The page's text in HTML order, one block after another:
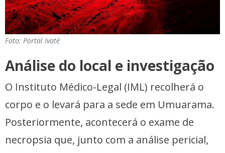
Foto: Portal Ivaté
Análise do local e investigação
O Instituto Médico-Legal (IML) recolherá o
corpo e o levará para a sede em Umuarama.
Posteriormente, acontecerá o exame de
necropsia que, junto com a análise pericial,